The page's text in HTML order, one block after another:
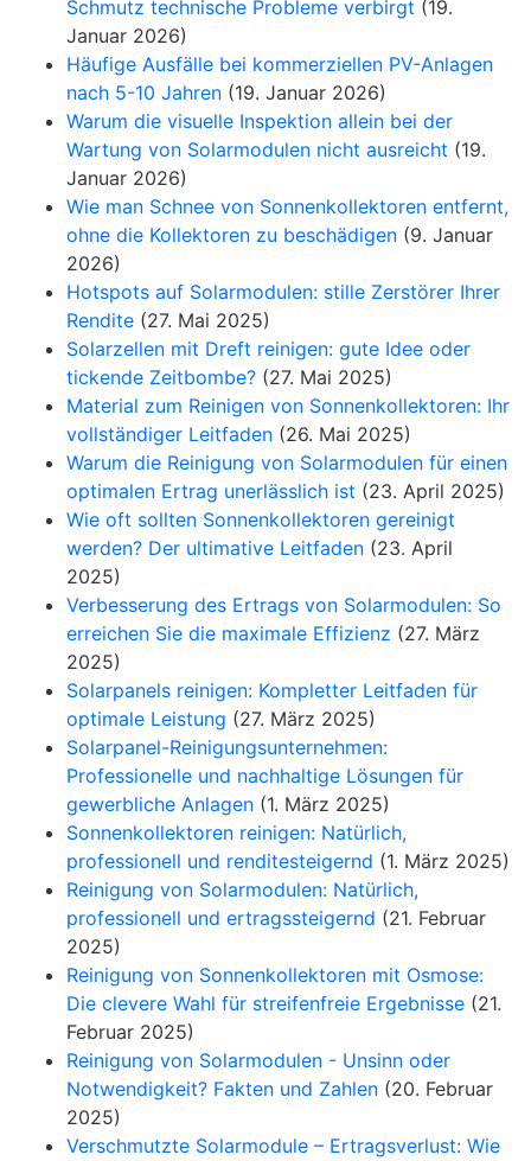
Schmutz technische Probleme verbirgt (19.
Januar 2026)
Häufige Ausfälle bei kommerziellen PV-Anlagen
nach 5-10 Jahren (19. Januar 2026)
Warum die visuelle Inspektion allein bei der
Wartung von Solarmodulen nicht ausreicht (19.
Januar 2026)
Wie man Schnee von Sonnenkollektoren entfernt,
ohne die Kollektoren zu beschädigen (9. Januar
2026)
Hotspots auf Solarmodulen: stille Zerstörer Ihrer
Rendite (27. Mai 2025)
Solarzellen mit Dreft reinigen: gute Idee oder
tickende Zeitbombe? (27. Mai 2025)
Material zum Reinigen von Sonnenkollektoren: Ihr
vollständiger Leitfaden (26. Mai 2025)
Warum die Reinigung von Solarmodulen für einen
optimalen Ertrag unerlässlich ist (23. April 2025)
Wie oft sollten Sonnenkollektoren gereinigt
werden? Der ultimative Leitfaden (23. April
2025)
Verbesserung des Ertrags von Solarmodulen: So
erreichen Sie die maximale Effizienz (27. März
2025)
Solarpanels reinigen: Kompletter Leitfaden für
optimale Leistung (27. März 2025)
Solarpanel-Reinigungsunternehmen:
Professionelle und nachhaltige Lösungen für
gewerbliche Anlagen (1. März 2025)
Sonnenkollektoren reinigen: Natürlich,
professionell und renditesteigernd (1. März 2025)
Reinigung von Solarmodulen: Natürlich,
professionell und ertragssteigernd (21. Februar
2025)
Reinigung von Sonnenkollektoren mit Osmose:
Die clevere Wahl für streifenfreie Ergebnisse (21.
Februar 2025)
Reinigung von Solarmodulen - Unsinn oder
Notwendigkeit? Fakten und Zahlen (20. Februar
2025)
Verschmutzte Solarmodule – Ertragsverlust: Wie